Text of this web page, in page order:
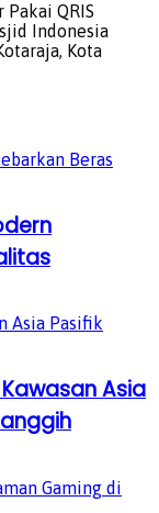
QRIS
Indonesia
Kota
Asia